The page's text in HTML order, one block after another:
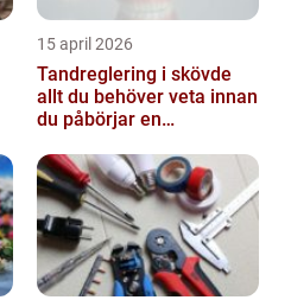
15 april 2026
Tandreglering i skövde
allt du behöver veta innan
du påbörjar en